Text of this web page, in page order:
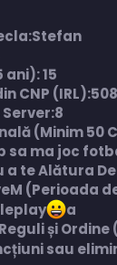
ani): 15
CNP
(Minim 50
sa ma joc
a te Alătura
(Perioada
a
și
sau